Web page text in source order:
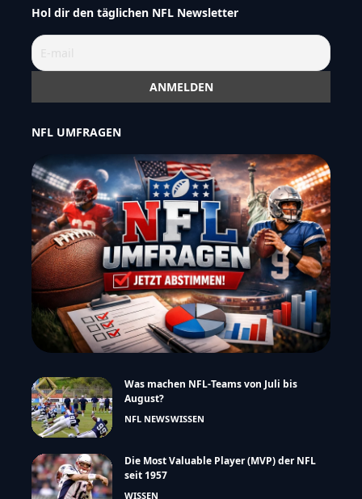
Hol dir den täglichen NFL Newsletter
NFL UMFRAGEN
Was machen NFL-Teams von Juli bis
August?
NFL NEWSWISSEN
Die Most Valuable Player (MVP) der NFL
seit 1957
WISSEN